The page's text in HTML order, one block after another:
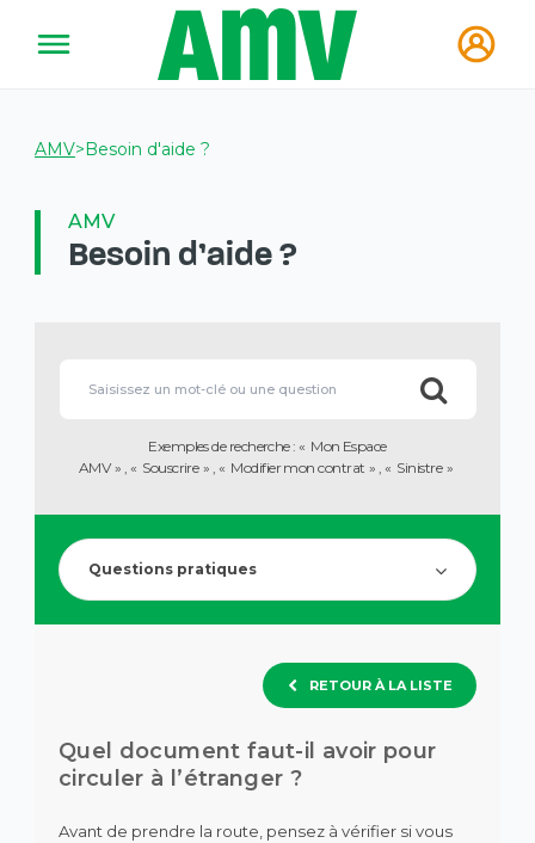
AMV>Besoin d'aide ?
AMV
Besoin d'aide ?
redirigé
description
question.
barre
des
faciliter
Exemples de recherche :
Mon Espace
AMV
Souscrire Modifier mon contrat Sinistre
Questions pratiques
RETOUR À LA LISTE
Quel document faut-il avoir pour
circuler à l’étranger ?
Avant de prendre la route, pensez à vérifier si vous